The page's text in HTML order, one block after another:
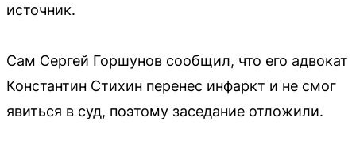
источник.
Сам Сергей Горшунов сообщил, что его адвокат
Константин Стихин перенес инфаркт и не смог
явиться в суд, поэтому заседание отложили.